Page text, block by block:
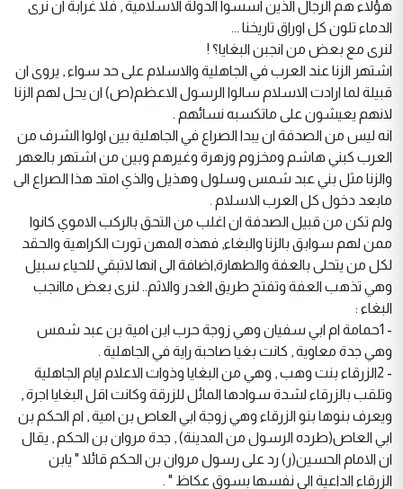
هؤلاء هم الرجال الذين اسسوا الدولة الاسلامية , فلا غرابة ان نرى
الدماء تلون كل اوراق تاريخنا ...
لنرى مع بعض من انجبن البغايا؟ !
اشتهر الزنا عند العرب في الجاهلية والاسلام على حد سواء , يروى ان
قبيلة لما ارادت الاسلام سالوا الرسول الاعظم(ص) ان يحل لهم الزنا
لانهم يعيشون على ماتكسبه نسائهم .
انه ليس من الصدفة ان يبدا الصراع في الجاهلية بين اولوا الشرف من
العرب كبني هاشم ومخزوم وزهرة وغيرهم وبين من اشتهر بالعهر
والزنا مثل بني عبد شمس وسلول وهذيل والذي امتد هذا الصراع الى
مابعد دخول كل العرب الاسلام .
ولم تكن من قبيل الصدفة ان اغلب من التحق بالركب الاموي كانوا
ممن لهم سوابق بالزنا والبغاء, فهذه المهن تورث الكراهية والحقد
لكل من يتحلى بالعفة والطهارة,اضافة الى انها لاتبقي للحياء سبيل
وهي تذهب العفة وتفتح طريق الغدر والاثم.. لنرى بعض ماانجب
البغاء :
- 1حمامة ام ابي سفيان وهي زوجة حرب ابن امية بن عبد شمس
وهي جدة معاوية , كانت بغيا صاحبة راية في الجاهلية .
- 2الزرقاء بنت وهب , وهي من البغايا وذوات الاعلام ايام الجاهلية
وتلقب بالزرقاء لشدة سوادها المائل للزرقة وكانت اقل البغايا اجرة ,
ويعرف بنوها بنو الزرقاء وهي زوجة ابي العاص بن امية , ام الحكم بن
ابي العاص(طرده الرسول من المدينة) , جدة مروان بن الحكم , يقال
ان الامام الحسين(ر) رد على رسول مروان بن الحكم قائلا " يابن
الزرقاء الداعية الى نفسها بسوق عكاظ " .